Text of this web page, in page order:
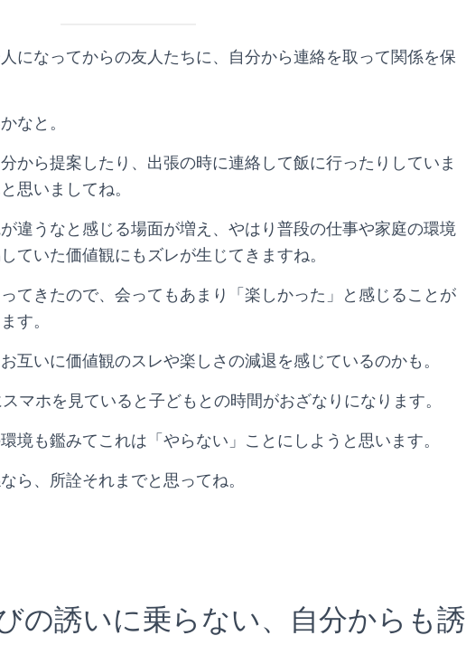
になってからの友人たちに、自分から連絡を取って関係を保
なと。
から提案したり、出張の時に連絡して飯に行ったりしていま
思いましてね。
違うなと感じる場面が増え、やはり普段の仕事や家庭の環境
ていた価値観にもズレが生じてきますね。
てきたので、会ってもあまり「楽しかった」と感じることが
す。
互いに価値観のスレや楽しさの減退を感じているのかも。
マホを見ていると子どもとの時間がおざなりになります。
境も鑑みてこれは「やらない」ことにしようと思います。
ら、所詮それまでと思ってね。
の誘いに乗らない、自分からも誘